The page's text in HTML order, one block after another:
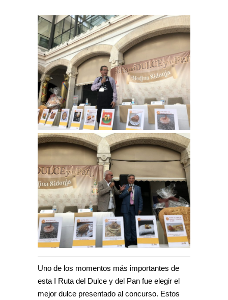
Uno de los momentos más importantes de
esta I Ruta del Dulce y del Pan fue elegir el
mejor dulce presentado al concurso. Estos